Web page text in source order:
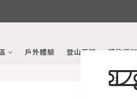
戶外體驗 登山日記 購物須